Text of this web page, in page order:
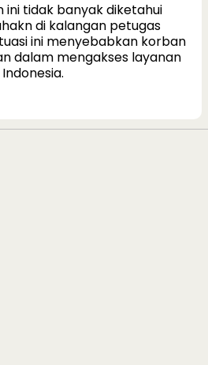
ini tidak banyak diketahui
di kalangan petugas
ini menyebabkan korban
dalam mengakses layanan